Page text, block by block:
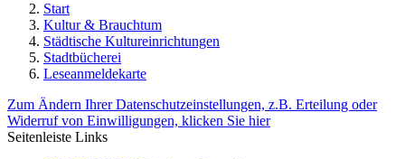
Start
Kultur & Brauchtum
Städtische Kultureinrichtungen
Stadtbücherei
Leseanmeldekarte
Zum Ändern Ihrer Datenschutzeinstellungen, z.B. Erteilung oder
Widerruf von Einwilligungen, klicken Sie hier
Seitenleiste Links